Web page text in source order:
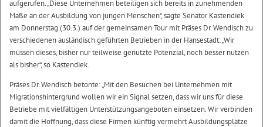
aufgerufen. „Diese Unternehmen beteiligen sich bereits in zunehmenden
Maße an der Ausbildung von jungen Menschen“, sagte Senator Kastendiek
am Donnerstag (30.3.) auf der gemeinsamen Tour mit Präses Dr. Wendisch zu
verschiedenen ausländisch geführten Betrieben in der Hansestadt: „Wir
müssen dieses, bisher nur teilweise genutzte Potenzial, noch besser nutzen
als bisher“, so Kastendiek.
Präses Dr. Wendisch betonte: „Mit den Besuchen bei Unternehmen mit
Migrationshintergrund wollen wir ein Signal setzen, dass wir uns für diese
Betriebe mit vielfältigen Unterstützungsangeboten einsetzen. Wir verbinden
damit die Hoffnung, dass diese Firmen künftig vermehrt Ausbildungsplätze